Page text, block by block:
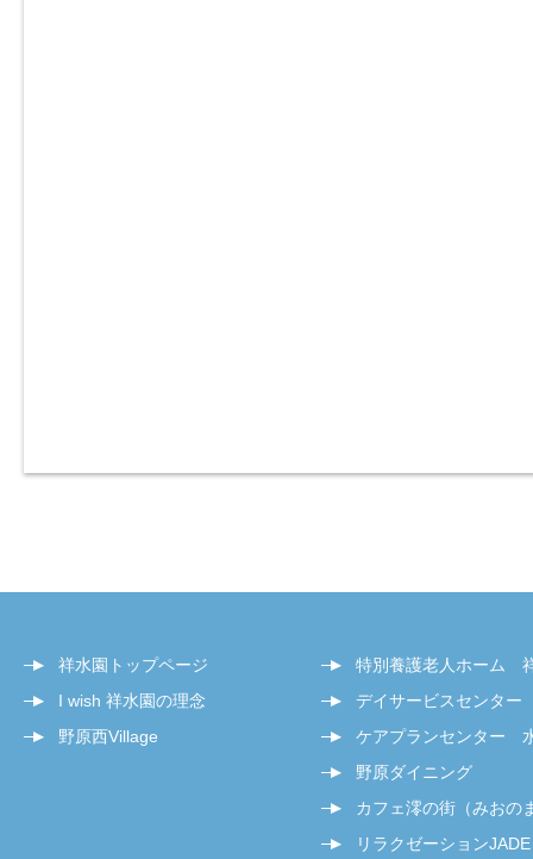
祥水園トップページ
I wish 祥水園の理念
野原西Village
特別養護老人ホーム
デイサービスセンタ
ケアプランセンター
野原ダイニング
カフェ澪の街（みおの
リラクゼーションJADE